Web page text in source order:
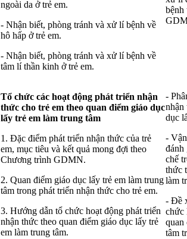
ngoài da ở trẻ em.
- Nhận biết, phòng tránh và xử lí bệnh về
hô hấp ở trẻ em.
- Nhận biết, phòng tránh và xử lí bệnh về
tâm lí thần kinh ở trẻ em.
bệnh
Tổ chức các hoạt động phát triển nhận
thức cho trẻ em theo quan điểm giáo dục
lấy trẻ em làm trung tâm
1. Đặc điểm phát triển nhận thức của trẻ
em, mục tiêu và kết quả mong đợi theo
Chương trình GDMN.
2. Quan điểm giáo dục lấy trẻ em làm trung
tâm trong phát triển nhận thức cho trẻ em.
3. Hướng dẫn tổ chức hoạt động phát triển
nhận thức theo quan điểm giáo dục lấy trẻ
em làm trung tâm.
-
nhận
dục
-
đánh
chế
thức
làm
- Đề
chức
quan
tâm